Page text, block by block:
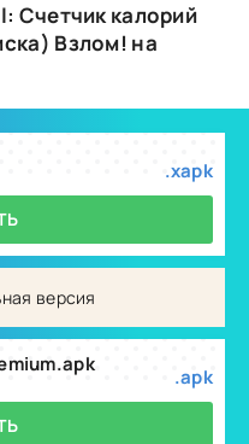
Счетчик калорий
Взлом! на
.xapk
версия
.apk